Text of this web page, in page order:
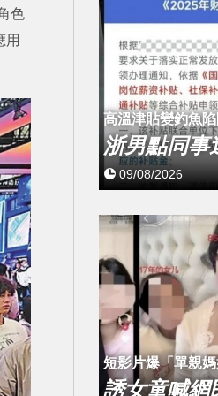
色
用
高溫津貼變釣魚
浙男點同事
09/08/2026
短影片爆「單親
誘女童喊網